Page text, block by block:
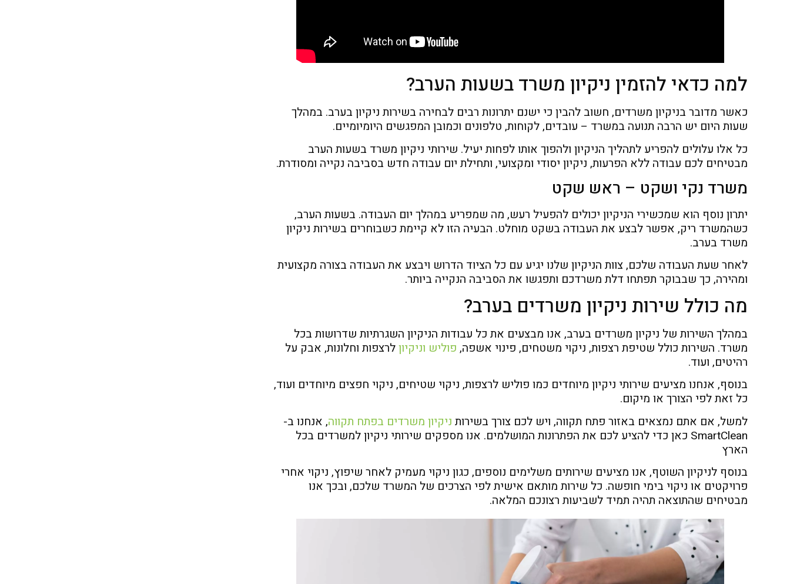
למה כדאי להזמין ניקיון משרד בשעות הערב?
כאשר מדובר בניקיון משרדים, חשוב להבין כי ישנם יתרונות רבים לבחירה בשירות ניקיון בערב. במהלך
שעות היום יש הרבה תנועה במשרד – עובדים, לקוחות, טלפונים וכמובן המפגשים היומיומיים.
כל אלו עלולים להפריע לתהליך הניקיון ולהפוך אותו לפחות יעיל. שירותי ניקיון משרד בשעות הערב
מבטיחים לכם עבודה ללא הפרעות, ניקיון יסודי ומקצועי, ותחילת יום עבודה חדש בסביבה נקייה ומסודרת.
משרד נקי ושקט – ראש שקט
יתרון נוסף הוא שמכשירי הניקיון יכולים להפעיל רעש, מה שמפריע במהלך יום העבודה. בשעות הערב,
כשהמשרד ריק, אפשר לבצע את העבודה בשקט מוחלט. הבעיה הזו לא קיימת כשבוחרים בשירות ניקיון
משרד בערב.
לאחר שעת העבודה שלכם, צוות הניקיון שלנו יגיע עם כל הציוד הדרוש ויבצע את העבודה בצורה מקצועית
ומהירה, כך שבבוקר תפתחו דלת משרדכם ותפגשו את הסביבה הנקייה ביותר.
מה כולל שירות ניקיון משרדים בערב?
במהלך השירות של ניקיון משרדים בערב, אנו מבצעים את כל עבודות הניקיון השגרתיות שדרושות בכל
משרד. השירות כולל שטיפת רצפות, ניקוי משטחים, פינוי אשפה, פוליש וניקיוןלרצפות וחלונות, אבק על
רהיטים, ועוד.
בנוסף, אנחנו מציעים שירותי ניקיון מיוחדים כמו פוליש לרצפות, ניקוי שטיחים, ניקוי חפצים מיוחדים ועוד,
כל זאת לפי הצורך או מיקום.
למשל, אם אתם נמצאים באזור פתח תקווה, ויש לכם צורך בשירות ניקיון משרדים בפתח תקווה, אנחנו ב-
SmartClean כאן כדי להציע לכם את הפתרונות המושלמים. אנו מספקים שירותי ניקיון למשרדים בכל
הארץ
בנוסף לניקיון השוטף, אנו מציעים שירותים משלימים נוספים, כגון ניקוי מעמיק לאחר שיפוץ, ניקוי אחרי
פרויקטים או ניקוי בימי חופשה. כל שירות מותאם אישית לפי הצרכים של המשרד שלכם, ובכך אנו
מבטיחים שהתוצאה תהיה תמיד לשביעות רצונכם המלאה.